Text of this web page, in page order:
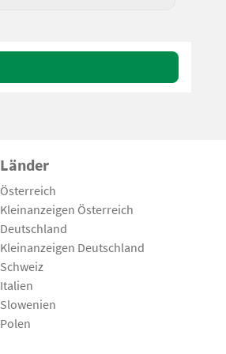
Länder
Österreich
Kleinanzeigen Österreich
Deutschland
Kleinanzeigen Deutschland
Schweiz
Italien
Slowenien
Polen